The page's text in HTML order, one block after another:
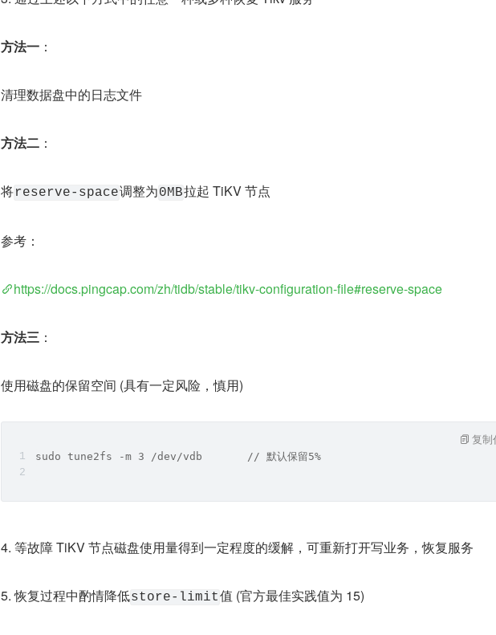
方法一 ：
清理数据盘中的日志文件
方法二 ：
将reserve-space调整为0MB拉起 TiKV 节点
参考：
https://docs.pingcap.com/zh/tidb/stable/tikv-configuration-file#reserve-space
方法三 ：
使用磁盘的保留空间 (具有一定风险，慎用)
sudo tune2fs -m 3 /dev/vdb       // 默认保留5%
复制
4. 等故障 TiKV 节点磁盘使用量得到一定程度的缓解，可重新打开写业务，恢复服务
5. 恢复过程中酌情降低store-limit值 (官方最佳实践值为 15)